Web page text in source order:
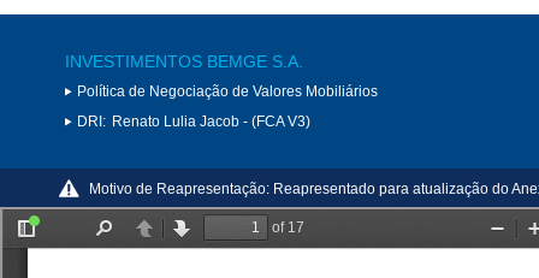
INVESTIMENTOS BEMGE S.A.
Política de Negociação de Valores Mobiliários
DRI: Renato Lulia Jacob - (FCA V3)
Motivo de Reapresentação: Reapresentado para atualização do